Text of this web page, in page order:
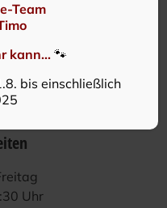
Uhr
Team
kann...🐾